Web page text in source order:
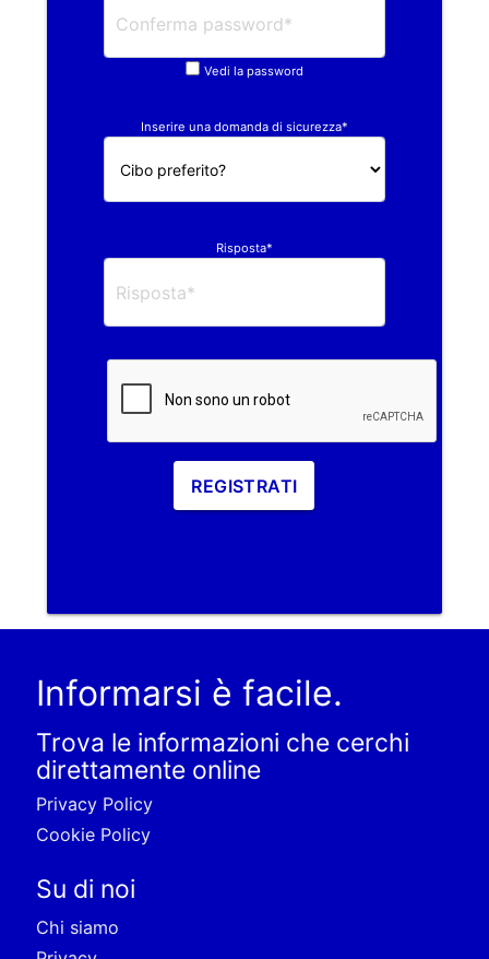
Vedi la password
Inserire una domanda di sicurezza*
Risposta*
REGISTRATI
Informarsi è facile.
Trova le informazioni che cerchi
direttamente online
Privacy Policy
Cookie Policy
Su di noi
Chi siamo